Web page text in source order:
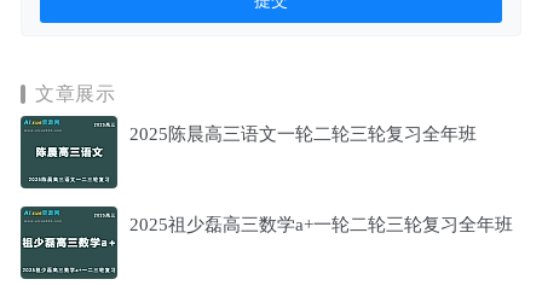
文章展示
2025陈晨高三语文一轮二轮三轮复习全年班
2025祖少磊高三数学a+一轮二轮三轮复习全年班